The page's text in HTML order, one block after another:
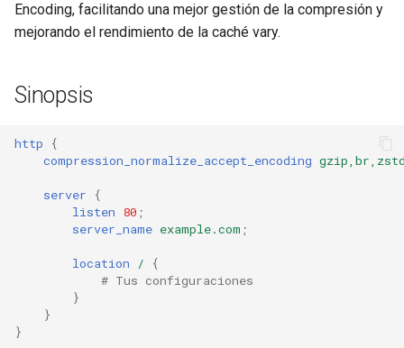
$os_version
feishu-auth
global-throttle
healthcheck
http
Encoding, facilitando una mejor gestión de la compresión y
mejorando el rendimiento de la caché vary.
Sinopsis
http
{
compression_normalize_accept_encoding
server
{
listen 80 ;
server_name example.com ;
location /
{
# Tus configuraciones
}
}
}